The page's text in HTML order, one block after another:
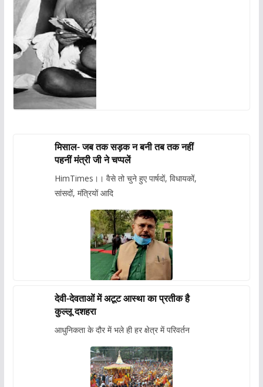
मिसाल- जब तक सड़क न बनी तब तक नहीं
पहनीं मंत्री जी ने चप्पलें
HimTimes।। वैसे तो चुने हुए पार्षदों, विधायकों,
सांसदों, मंत्रियों आदि
देवी-देवताओं में अटूट आस्था का प्रतीक है
कुल्लू दशहरा
आधुनिकता के दौर में भले ही हर क्षेत्र में परिवर्तन